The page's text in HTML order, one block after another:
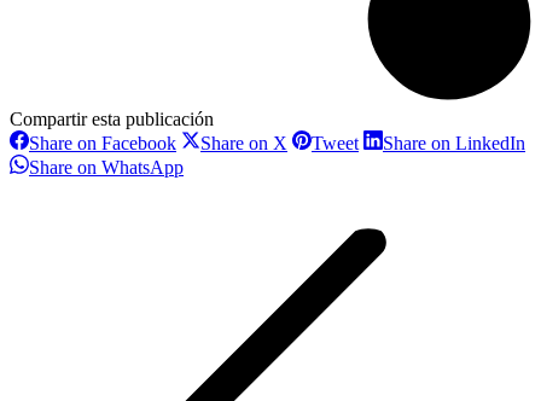
Compartir esta publicación
Share on FacebookShare
on
Facebook
Share on X ShareTweetShareShare on LinkedIn
Share on WhatsAppShare